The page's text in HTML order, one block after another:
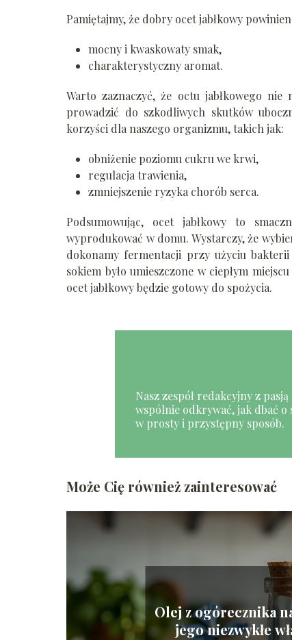
Pamiętajmy, że dobry ocet jabłkowy
mocny i kwaskowaty smak,
charakterystyczny aromat.
Warto zaznaczyć, że octu jabłkowego
prowadzić do szkodliwych skutków
korzyści dla naszego organizmu, takich jak:
obniżenie poziomu cukru we krwi,
regulacja trawienia,
zmniejszenie ryzyka chorób serca.
Podsumowując, ocet jabłkowy to
wyprodukować w domu. Wystarczy, że
dokonamy fermentacji przy użyciu
sokiem było umieszczone w ciepłym
ocet jabłkowy będzie gotowy do spożycia.
Nasz zespół redakcyjny z
wspólnie odkrywać, jak dbać o
w prosty i przystępny sposób.
Może Cię również zainteresować
Olej z ogórecznika
jego niezwykłe